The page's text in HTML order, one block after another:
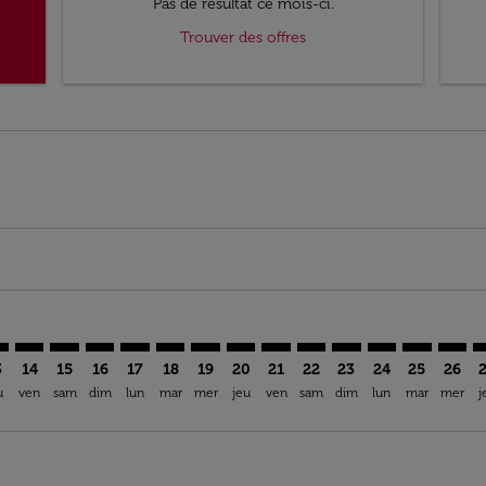
Pas de résultat ce mois-ci.
Trouver des offres
14
ven
15
sam
16
dim
17
lun
18
mar
CKY–ARN: cmp-view-offers-
19
mer
CKY–ARN: cmp-view-offers-
20
jeu
CKY–ARN: cmp-view-
21
ven
CKY–ARN: cmp-view-
22
sam
CKY–ARN: cmp-
23
dim
CKY–ARN:
24
lun
25
mar
26
mer